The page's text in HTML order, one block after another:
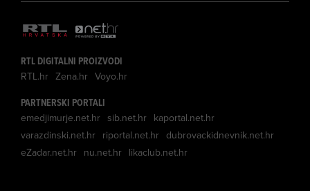
RTL DIGITALNI PROIZVODI
RTL.hr Zena.hr Voyo.hr
PARTNERSKI PORTALI
emedjimurje.net.hr sib.net.hr kaportal.net.hr
varazdinski.net.hr riportal.net.hr dubrovackidnevnik.net.hr
eZadar.net.hr nu.net.hr likaclub.net.hr